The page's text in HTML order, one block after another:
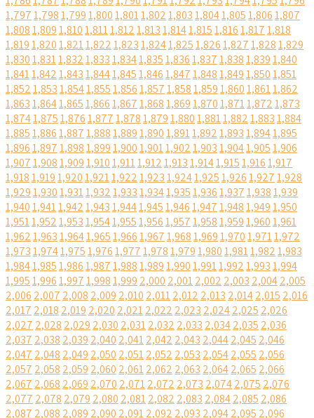
1,7971,7981,7991,8001,8011,8021,8031,8041,8051,8061,807
1,8081,8091,8101,8111,8121,8131,8141,8151,8161,8171,818
1,8191,8201,8211,8221,8231,8241,8251,8261,8271,8281,829
1,8301,8311,8321,8331,8341,8351,8361,8371,8381,8391,840
1,8411,8421,8431,8441,8451,8461,8471,8481,8491,8501,851
1,8521,8531,8541,8551,8561,8571,8581,8591,8601,8611,862
1,8631,8641,8651,8661,8671,8681,8691,8701,8711,8721,873
1,8741,8751,8761,8771,8781,8791,8801,8811,8821,8831,884
1,8851,8861,8871,8881,8891,8901,8911,8921,8931,8941,895
1,8961,8971,8981,8991,9001,9011,9021,9031,9041,9051,906
1,9071,9081,9091,9101,9111,9121,9131,9141,9151,9161,917
1,9181,9191,9201,9211,9221,9231,9241,9251,9261,9271,928
1,9291,9301,9311,9321,9331,9341,9351,9361,9371,9381,939
1,9401,9411,9421,9431,9441,9451,9461,9471,9481,9491,950
1,9511,9521,9531,9541,9551,9561,9571,9581,9591,9601,961
1,9621,9631,9641,9651,9661,9671,9681,9691,9701,9711,972
1,9731,9741,9751,9761,9771,9781,9791,9801,9811,9821,983
1,9841,9851,9861,9871,9881,9891,9901,9911,9921,9931,994
1,9951,9961,9971,9981,999 2,000 2,0012,002 2,003 2,0042,005
2,006 2,007 2,008 2,009 2,010 2,0112,012 2,013 2,0142,015 2,016
2,017 2,018 2,019 2,020 2,0212,022 2,023 2,0242,025 2,026
2,027 2,028 2,029 2,030 2,0312,032 2,033 2,0342,035 2,036
2,037 2,038 2,039 2,040 2,0412,042 2,043 2,0442,045 2,046
2,047 2,048 2,049 2,050 2,0512,052 2,053 2,0542,055 2,056
2,057 2,058 2,059 2,060 2,0612,062 2,063 2,0642,065 2,066
2,067 2,068 2,069 2,070 2,0712,072 2,073 2,0742,075 2,076
2,077 2,078 2,079 2,080 2,0812,082 2,083 2,0842,085 2,086
2,087 2,088 2,089 2,090 2,0912,092 2,093 2,0942,095 2,096